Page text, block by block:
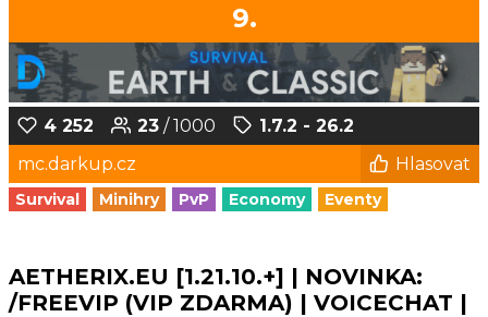
9.
4 252 23 / 1000
1.7.2 - 26.2
mc.darkup.cz
Hlasovat
Survival Minihry PvP Economy Eventy
AETHERIX.EU [1.21.10.+] | NOVINKA:
/FREEVIP (VIP ZDARMA) | VOICECHAT |